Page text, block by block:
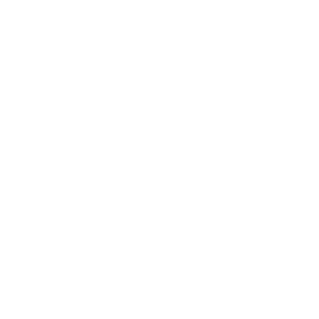
, 실무에서 사용되는 방송과 통신 그리고 정보 기술에 대한 경